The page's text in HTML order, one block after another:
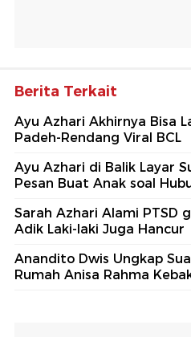
Berita Terkait
Ayu Azhari Akhirnya Bisa
Padeh-Rendang Viral BCL
Ayu Azhari di Balik Layar
Pesan Buat Anak soal
Sarah Azhari Alami PTSD
Adik Laki-laki Juga Hancur
Anandito Dwis Ungkap
Rumah Anisa Rahma